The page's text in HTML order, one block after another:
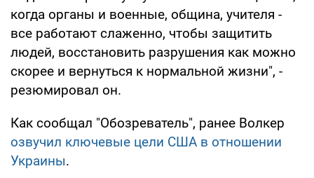
когда органы и военные, община, учителя -
все работают слаженно, чтобы защитить
людей, восстановить разрушения как можно
скорее и вернуться к нормальной жизни", -
резюмировал он.
Как сообщал "Обозреватель", ранее Волкер
озвучил ключевые цели США в отношении
Украины.